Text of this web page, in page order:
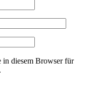
in diesem Browser für